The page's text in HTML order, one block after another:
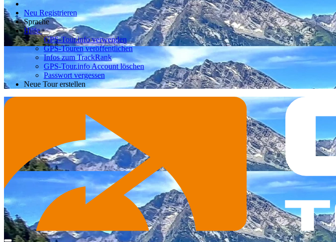
Neu Registrieren
Sprache
Hilfe
GPS-Tour.info verwenden
GPS-Touren veröffentlichen
Infos zum TrackRank
GPS-Tour.info Account löschen
Passwort vergessen
Neue Tour erstellen